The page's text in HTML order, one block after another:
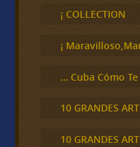
c
a
¡ COLLECTION
¡
… Cuba Cómo
10 GRANDES
10 GRANDES